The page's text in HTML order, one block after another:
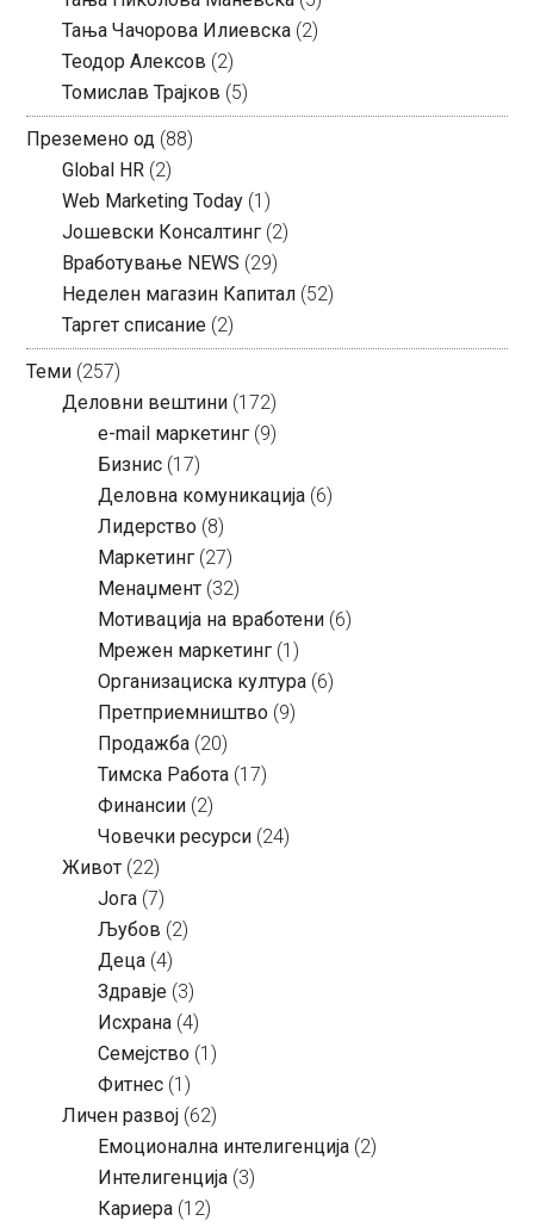
Тања Чачорова Илиевска (2)
Теодор Алексов (2)
Томислав Трајков (5)
Преземено од (88)
Global HR (2)
Web Marketing Today (1)
Јошевски Консалтинг (2)
Вработување NEWS (29)
Неделен магазин Капитал (52)
Таргет списание (2)
Теми (257)
Деловни вештини (172)
e-mail маркетинг (9)
Бизнис (17)
Деловна комуникација (6)
Лидерство (8)
Маркетинг (27)
Менаџмент (32)
Мотивација на вработени (6)
Мрежен маркетинг (1)
Организациска култура (6)
Претприемништво (9)
Продажба (20)
Тимска Работа (17)
Финансии (2)
Човечки ресурси (24)
Живот (22)
Јога (7)
Љубов (2)
Деца (4)
Здравје (3)
Исхрана (4)
Семејство (1)
Фитнес (1)
Личен развој (62)
Емоционална интелигенција (2)
Интелигенција (3)
Кариера (12)